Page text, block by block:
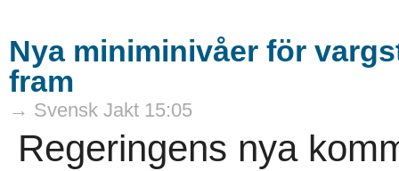
Nya miniminivåer för
fram
→ Svensk Jakt 15:05
Regeringens nya